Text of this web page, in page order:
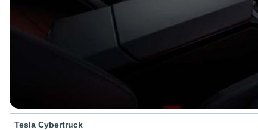
Tesla Cybertruck